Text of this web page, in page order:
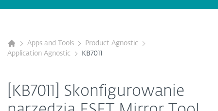
Apps and Tools
Product Agnostic
Application Agnostic
KB7011
[KB7011] Skonfigurowanie